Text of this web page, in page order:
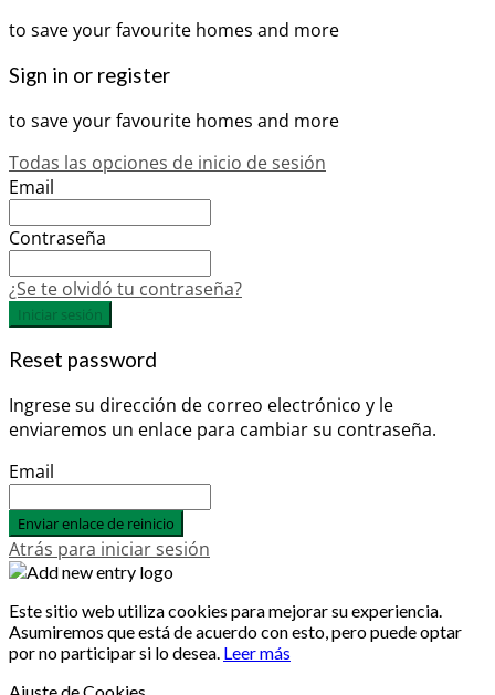
to save your favourite homes and more
Sign in or register
to save your favourite homes and more
Todas las opciones de inicio de sesión
Email
Contraseña
¿Se te olvidó tu contraseña?
Iniciar sesión
Reset password
Ingrese su dirección de correo electrónico y le
enviaremos un enlace para cambiar su contraseña.
Email
Enviar enlace de reinicio
Atrás para iniciar sesión
Este sitio web utiliza cookies para mejorar su experiencia.
Asumiremos que está de acuerdo con esto, pero puede optar
por no participar si lo desea. Leer más